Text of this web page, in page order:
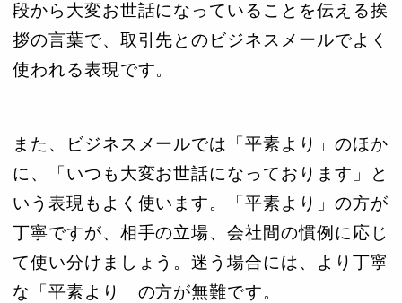
段から大変お世話になっていることを伝える挨
拶の言葉で、取引先とのビジネスメールでよく
使われる表現です。
また、ビジネスメールでは「平素より」のほか
に、「いつも大変お世話になっております」と
いう表現もよく使います。「平素より」の方が
丁寧ですが、相手の立場、会社間の慣例に応じ
て使い分けましょう。迷う場合には、より丁寧
な「平素より」の方が無難です。